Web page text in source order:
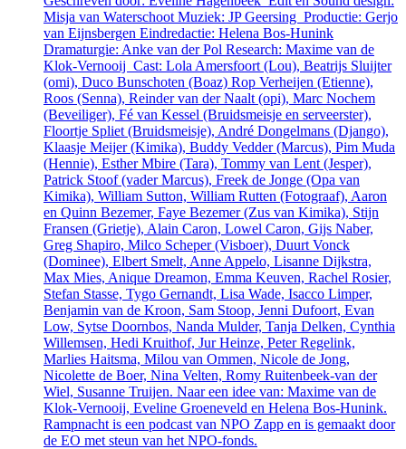
Misja van Waterschoot Muziek: JP Geersing Productie: Gerjo
van Eijnsbergen Eindredactie: Helena Bos-Hunink
Dramaturgie: Anke van der Pol Research: Maxime van de
Klok-Vernooij Cast: Lola Amersfoort (Lou), Beatrijs Sluijter
(omi), Duco Bunschoten (Boaz) Rop Verheijen (Etienne),
Roos (Senna), Reinder van der Naalt (opi), Marc Nochem
(Beveiliger), Fé van Kessel (Bruidsmeisje en serveerster),
Floortje Spliet (Bruidsmeisje), André Dongelmans (Django),
Klaasje Meijer (Kimika), Buddy Vedder (Marcus), Pim Muda
(Hennie), Esther Mbire (Tara), Tommy van Lent (Jesper),
Patrick Stoof (vader Marcus), Freek de Jonge (Opa van
Kimika), William Sutton, William Rutten (Fotograaf), Aaron
en Quinn Bezemer, Faye Bezemer (Zus van Kimika), Stijn
Fransen (Grietje), Alain Caron, Lowel Caron, Gijs Naber,
Greg Shapiro, Milco Scheper (Visboer), Duurt Vonck
(Dominee), Elbert Smelt, Anne Appelo, Lisanne Dijkstra,
Max Mies, Anique Dreamon, Emma Keuven, Rachel Rosier,
Stefan Stasse, Tygo Gernandt, Lisa Wade, Isacco Limper,
Benjamin van de Kroon, Sam Stoop, Jenni Dufoort, Evan
Low, Sytse Doornbos, Nanda Mulder, Tanja Delken, Cynthia
Willemsen, Hedi Kruithof, Jur Heinze, Peter Regelink,
Marlies Haitsma, Milou van Ommen, Nicole de Jong,
Nicolette de Boer, Nina Velten, Romy Ruitenbeek-van der
Wiel, Susanne Truijen. Naar een idee van: Maxime van de
Klok-Vernooij, Eveline Groeneveld en Helena Bos-Hunink.
Rampnacht is een podcast van NPO Zapp en is gemaakt door
de EO met steun van het NPO-fonds.